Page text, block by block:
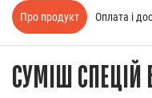
СУМІШ СПЕЦІЙ
Про продукт Оплата і